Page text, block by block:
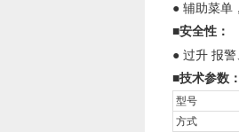
● 辅助菜单
■安全性：
● 过升 报警
■技术参数
型号
方式